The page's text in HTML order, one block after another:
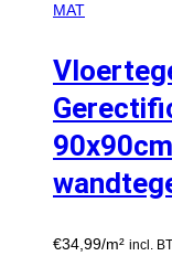
MAT
€34,99/m² incl.